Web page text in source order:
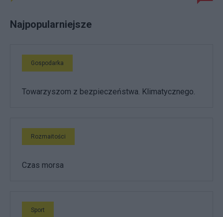
Najpopularniejsze
Gospodarka
Towarzyszom z bezpieczeństwa. Klimatycznego.
Rozmaitości
Czas morsa
Sport